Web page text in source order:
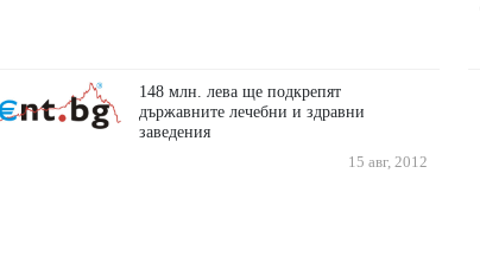
148 млн. лева ще подкрепят
държавните лечебни и здравни
заведения
15 авг, 2012